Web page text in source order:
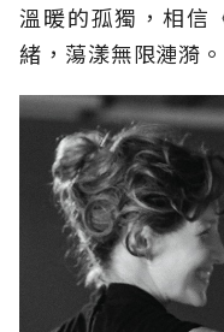
溫暖的孤獨，相信
緒，蕩漾無限漣漪。